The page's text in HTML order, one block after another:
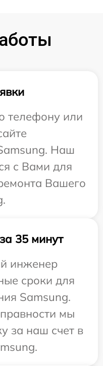
телефону или
Наш
с Вами для
Вашего
35 минут
инженер
сроки для
Samsung.
мы
за наш счет в